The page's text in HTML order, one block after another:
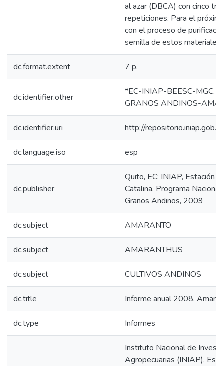
al azar (DBCA) con cinco
repeticiones. Para el
con el proceso de
semilla de estos materiales.
dc.format.extent 7 p.
dc.identifier.other
*EC-INIAP-BEESC-MGC.
GRANOS ANDINOS-
dc.identifier.uri http://
dc.language.iso esp
dc.publisher
Quito, EC: INIAP, Estación
Catalina, Programa
Granos Andinos, 2009
dc.subject AMARANTO
dc.subject AMARANTHUS
dc.subject CULTIVOS ANDINOS
dc.title Informe anual 2008.
dc.type Informes
Instituto Nacional de
Agropecuarias (INIAP),